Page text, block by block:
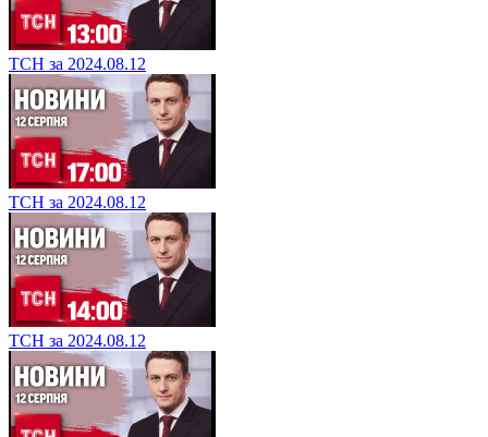
ТСН за 2024.08.12
ТСН за 2024.08.12
ТСН за 2024.08.12